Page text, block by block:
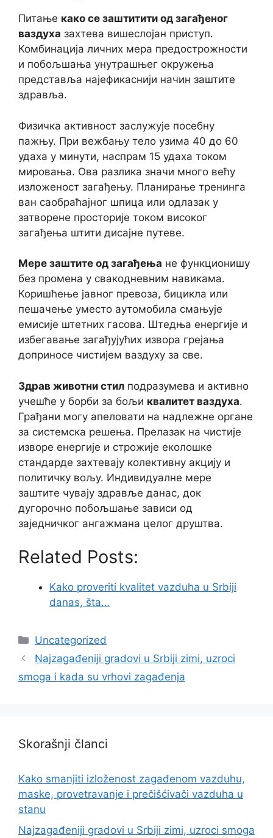
Питање како се заштитити од загађеног
ваздуха захтева вишеслојан приступ.
Комбинација личних мера предострожности
и побољшања унутрашњег окружења
представља најефикаснији начин заштите
здравља.
Физичка активност заслужује посебну
пажњу. При вежбању тело узима 40 до 60
удаха у минути, наспрам 15 удаха током
мировања. Ова разлика значи много већу
изложеност загађењу. Планирање тренинга
ван саобраћајног шпица или одлазак у
затворене просторије током високог
загађења штити дисајне путеве.
Мере заштите од загађења не функционишу
без промена у свакодневним навикама.
Коришћење јавног превоза, бицикла или
пешачење уместо аутомобила смањује
емисије штетних гасова. Штедња енергије и
избегавање загађујућих извора грејања
доприносе чистијем ваздуху за све.
Здрав животни стил подразумева и активно
учешће у борби за бољи квалитет ваздуха.
Грађани могу апеловати на надлежне органе
за системска решења. Прелазак на чистије
изворе енергије и строжије еколошке
стандарде захтевају колективну акцију и
политичку вољу. Индивидуалне мере
заштите чувају здравље данас, док
дугорочно побољшање зависи од
заједничког ангажмана целог друштва.
Related Posts:
Kako proveriti kvalitet vazduha u Srbiji
danas, šta…
Categories
Uncategorized
Najzagađeniji gradovi u Srbiji zimi, uzroci
smoga i kada su vrhovi zagađenja
Skorašnji članci
Kako smanjiti izloženost zagađenom vazduhu,
maske, provetravanje i prečišćivači vazduha u
stanu
Najzagađeniji gradovi u Srbiji zimi, uzroci smoga